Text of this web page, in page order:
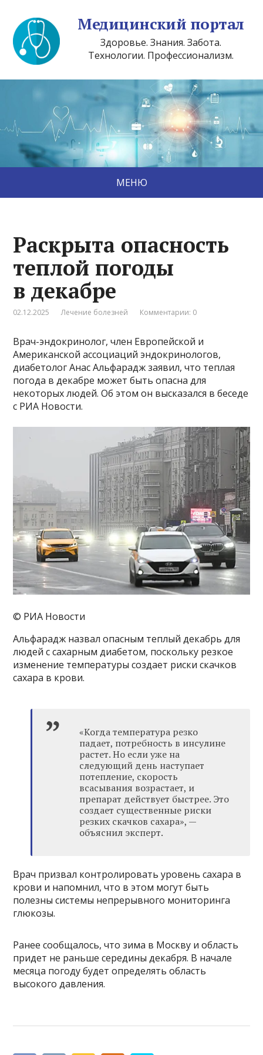
Медицинский портал
Здоровье. Знания. Забота.
Технологии. Профессионализм.
МЕНЮ
Раскрыта опасность
теплой погоды
в декабре
02.12.2025 Лечение болезней Комментарии: 0
Врач-эндокринолог, член Европейской и
Американской ассоциаций эндокринологов,
диабетолог Анас Альфарадж заявил, что теплая
погода в декабре может быть опасна для
некоторых людей. Об этом он высказался в беседе
с РИА Новости.
© РИА Новости
Альфарадж назвал опасным теплый декабрь для
людей с сахарным диабетом, поскольку резкое
изменение температуры создает риски скачков
сахара в крови.
«Когда температура резко
падает, потребность в инсулине
растет. Но если уже на
следующий день наступает
потепление, скорость
всасывания возрастает, и
препарат действует быстрее. Это
создает существенные риски
резких скачков сахара», —
объяснил эксперт.
Врач призвал контролировать уровень сахара в
крови и напомнил, что в этом могут быть
полезны системы непрерывного мониторинга
глюкозы.
Ранее сообщалось, что зима в Москву и область
придет не раньше середины декабря. В начале
месяца погоду будет определять область
высокого давления.